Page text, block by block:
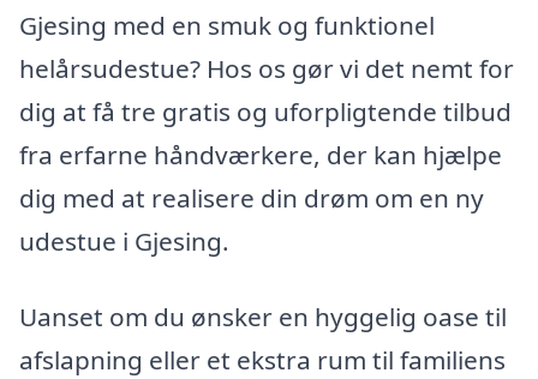
Gjesing med en smuk og funktionel
helårsudestue? Hos os gør vi det nemt for
dig at få tre gratis og uforpligtende tilbud
fra erfarne håndværkere, der kan hjælpe
dig med at realisere din drøm om en ny
udestue i Gjesing.
Uanset om du ønsker en hyggelig oase til
afslapning eller et ekstra rum til familiens